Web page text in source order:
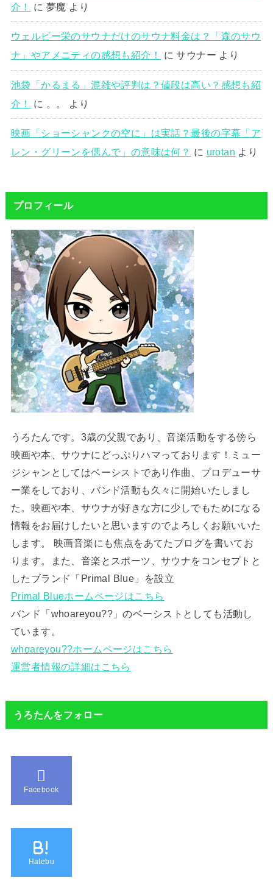
介！
に 夢魔 より
ウェルビー栄のサウナだけのサウナ料金は？「森のサウ
ナ」やアメニティの感想も紹介！
にサウナー より
池袋「かるまる」混雑や評判は？値段は高い？感想も紹
介！
に 。。 より
映画「ショーシャンクの空に」は実話？最後の字幕「ア
レン・グリーンを偲んで」の意味は何？ に urotan より
プロフィール
うろたんです。3歳の父親であり、音楽活動をする傍ら
映画や本、サウナにどっぷりハマっております！ミュー
ジシャンとしてはベーシストであり作曲、プロデューサ
ー業をしており、バンド活動も久々に開始いたしまし
た。映画や本、サウナが好きな方に少しでもためになる
情報をお届けしたいと思いますのでよろしくお願いいた
します。 映画音楽にも焦点をあてたブログを書いてお
ります。また、音楽とスポーツ、サウナをコンセプトと
したブランド「Primal Blue」を設立
Primal Blueホームページはこちら
バンド「whoareyou??」のベーシストとしても活動し
ています。
whoareyou??ホームページはこちら
運営者情報の詳細はこちら
うろたんをフォロー
Facebook
B!
Hatebu